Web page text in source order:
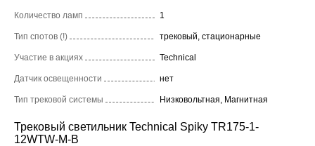
Количество ламп 1
Тип спотов (!) трековый, стационарные
Участие в акциях Technical
Датчик освещенности нет
Тип трековой системы Низковольтная, Магнитная
Трековый светильник Technical Spiky TR175-1-
12WTW-M-B